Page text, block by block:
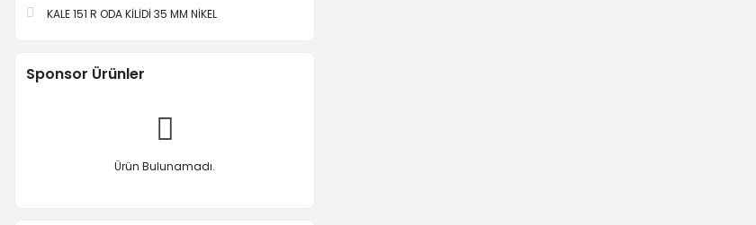
KALE 151 R ODA KİLİDİ 35 MM NİKEL
Sponsor Ürünler
Ürün Bulunamadı.